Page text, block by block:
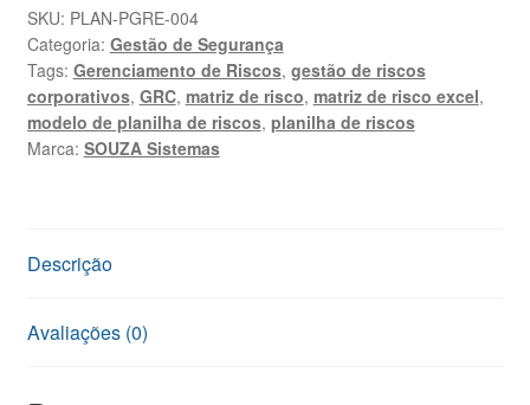
Riscos
Excel
ISO
31000
quantidade
SKU: PLAN-PGRE-004
Categoria: Gestão de Segurança
Tags: Gerenciamento de Riscos, gestão de riscos
corporativos, GRC, matriz de risco, matriz de risco excel,
modelo de planilha de riscos, planilha de riscos
Marca: SOUZA Sistemas
Descrição
Avaliações (0)